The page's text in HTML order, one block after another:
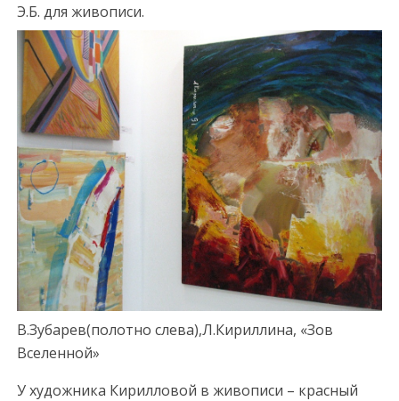
Э.Б. для живописи.
В.Зубарев(полотно слева),Л.Кириллина, «Зов
Вселенной»
У художника Кирилловой в живописи – красный